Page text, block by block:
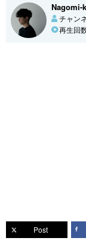
Nagomi-
チャン
再生回
Post